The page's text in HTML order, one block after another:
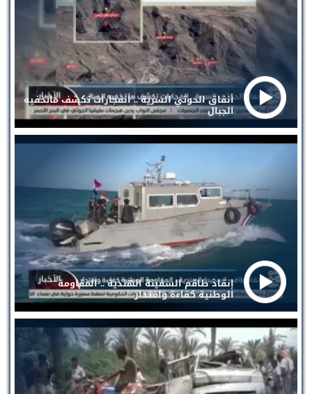
أنفاق الحوثي السرية .. انفجارات تكشف ماتخفيه
الجبال
إنقاذ طاقم السفينة الهندية .. المقاومة
الوطنية كفاءة واقتدار